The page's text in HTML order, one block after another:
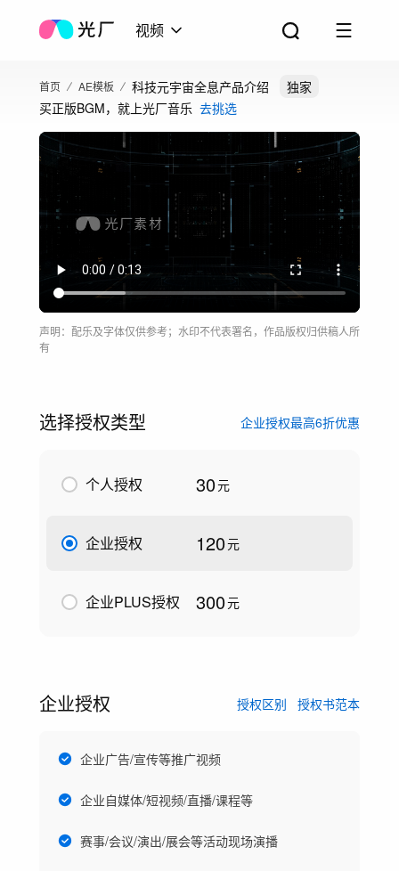
视频
首页 AE模板 科技元宇宙全息产品介绍
独家
买正版BGM，就上光厂音乐 去挑选
声明：配乐及字体仅供参考；水印不代表署名，作品版权归供稿人所
有
选择授权类型 企业授权最高6折优惠
个人授权 30元
企业授权 120元
企业PLUS授权 300元
企业授权 授权区别 授权书范本
企业广告/宣传等推广视频
企业自媒体/短视频/直播/课程等
赛事/会议/演出/展会等活动现场演播